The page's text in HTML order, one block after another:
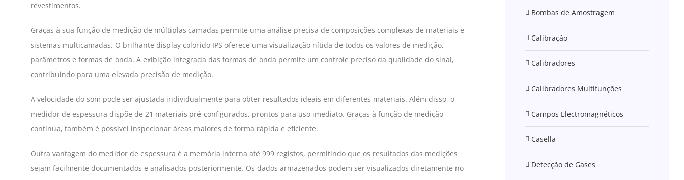
revestimentos.
Graças à sua função de medição de múltiplas camadas permite uma análise precisa de composições complexas de materiais e
sistemas multicamadas. O brilhante display colorido IPS oferece uma visualização nítida de todos os valores de medição,
parâmetros e formas de onda. A exibição integrada das formas de onda permite um controle preciso da qualidade do sinal,
contribuindo para uma elevada precisão de medição.
A velocidade do som pode ser ajustada individualmente para obter resultados ideais em diferentes materiais. Além disso, o
medidor de espessura dispõe de 21 materiais pré-configurados, prontos para uso imediato. Graças à função de medição
contínua, também é possível inspecionar áreas maiores de forma rápida e eficiente.
Outra vantagem do medidor de espessura é a memória interna até 999 registos, permitindo que os resultados das medições
sejam facilmente documentados e analisados posteriormente. Os dados armazenados podem ser visualizados diretamente no
Bombas de Amostragem
Calibração
Calibradores
Calibradores Multifunções
Campos Electromagnéticos
Casella
Detecção de Gases